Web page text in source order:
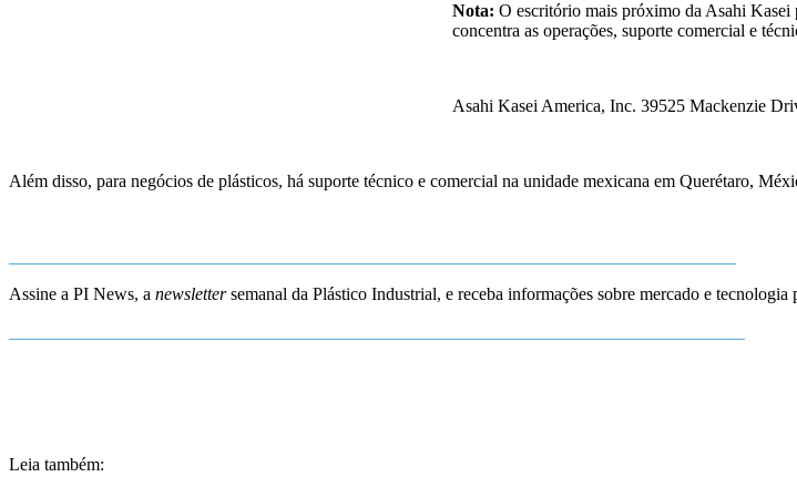
Nota: O escritório mais próximo da Asahi Kasei
concentra as operações, suporte comercial e
Asahi Kasei America, Inc. 39525 Mackenzie
Além disso, para negócios de plásticos, há suporte técnico e comercial na unidade mexicana em Querétaro,
Assine a PI News, a newslettersemanal da Plástico Industrial, e receba informações sobre mercado e tecnologia
Leia também: